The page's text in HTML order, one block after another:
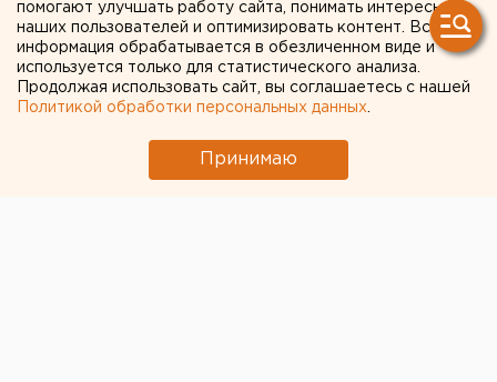
уходит в андеграунд
помогают улучшать работу сайта, понимать интересы
наших пользователей и оптимизировать контент. Вся
информация обрабатывается в обезличенном виде и
используется только для статистического анализа.
Продолжая использовать сайт, вы соглашаетесь с нашей
Политикой обработки персональных данных
Принимаю